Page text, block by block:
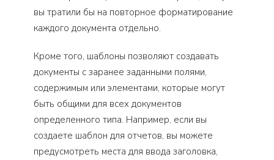
вы тратили бы на повторное форматирование
каждого документа отдельно.
Кроме того, шаблоны позволяют создавать
документы с заранее заданными полями,
содержимым или элементами, которые могут
быть общими для всех документов
определенного типа. Например, если вы
создаете шаблон для отчетов, вы можете
предусмотреть места для ввода заголовка,